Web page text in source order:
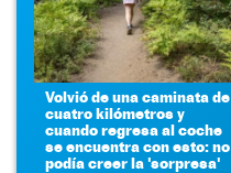
Volvió de una caminata de
cuatro kilómetros y
cuando regresa al coche
se encuentra con esto: no
podía creer la 'sorpresa'